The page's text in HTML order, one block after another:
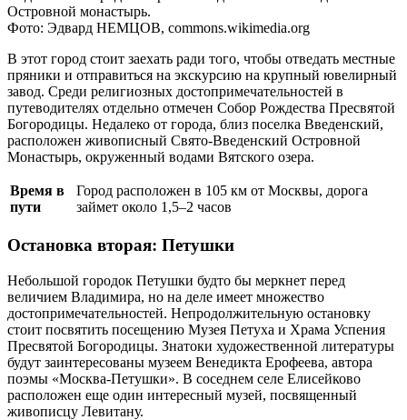
Островной монастырь.
Фото: Эдвард НЕМЦОВ, commons.wikimedia.org
В этот город стоит заехать ради того, чтобы отведать местные
пряники и отправиться на экскурсию на крупный ювелирный
завод. Среди религиозных достопримечательностей в
путеводителях отдельно отмечен Собор Рождества Пресвятой
Богородицы. Недалеко от города, близ поселка Введенский,
расположен живописный Свято-Введенский Островной
Монастырь, окруженный водами Вятского озера.
Время в
пути
Город расположен в 105 км от Москвы, дорога
займет около 1,5–2 часов
Остановка вторая: Петушки
Небольшой городок Петушки будто бы меркнет перед
величием Владимира, но на деле имеет множество
достопримечательностей. Непродолжительную остановку
стоит посвятить посещению Музея Петуха и Храма Успения
Пресвятой Богородицы. Знатоки художественной литературы
будут заинтересованы музеем Венедикта Ерофеева, автора
поэмы «Москва-Петушки». В соседнем селе Елисейково
расположен еще один интересный музей, посвященный
живописцу Левитану.